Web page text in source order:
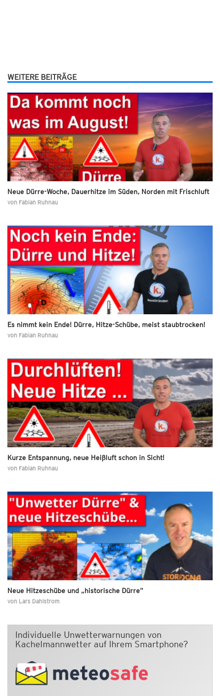
WEITERE BEITRÄGE
Neue Dürre-Woche, Dauerhitze im Süden, Norden mit Frischluft
von Fabian Ruhnau
Es nimmt kein Ende! Dürre, Hitze-Schübe, meist staubtrocken!
von Fabian Ruhnau
Kurze Entspannung, neue Heißluft schon in Sicht!
von Fabian Ruhnau
Neue Hitzeschübe und „historische Dürre“
von Lars Dahlstrom
Individuelle Unwetterwarnungen von
Kachelmannwetter auf Ihrem Smartphone?